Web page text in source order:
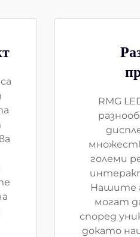
RMG
големи
Нашите
могат
според
докато